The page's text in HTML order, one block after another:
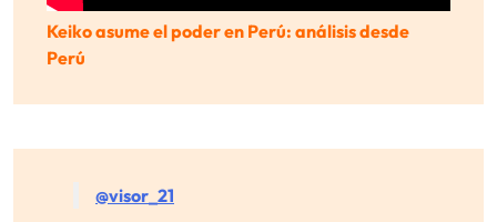
Keiko asume el poder en Perú: análisis desde
Perú
@visor_21